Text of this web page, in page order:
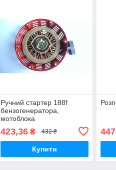
Ручний стартер 188f
бензогенератора,
мотоблока
423,36₴ 432 ₴
Купити